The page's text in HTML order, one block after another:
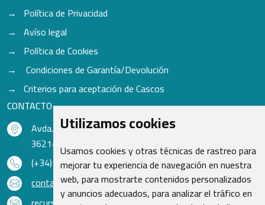
Utilizamos cookies
Usamos cookies y otras técnicas de rastreo para
mejorar tu experiencia de navegación en nuestra
web, para mostrarte contenidos personalizados
y anuncios adecuados, para analizar el tráfico en
Política de Privacidad
Avíso legal
Política de Cookies
Condiciones de Garantía/Devolución
Criterios para aceptación de Cascos
CONTACTO
Avda. do Freixo - Sardoma, 13
36214 Vigo - Pontevedra - España
(+34) 986 48 16 33
contacto@qsr.es